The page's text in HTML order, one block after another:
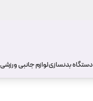
دستگاه بدنسازیلوازم جانبی ورزشی